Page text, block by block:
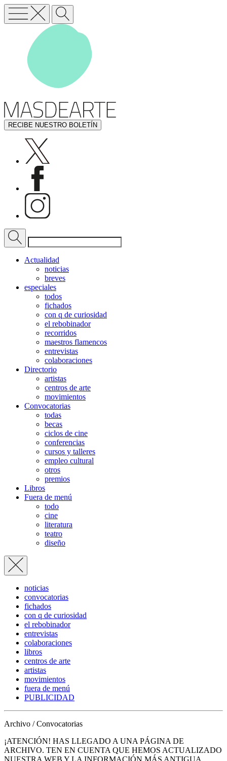
RECIBE NUESTRO BOLETÍN
Actualidad
noticias
breves
especiales
todos
fichados
con q de curiosidad
el rebobinador
recorridos
maestros flamencos
entrevistas
colaboraciones
Directorio
artistas
centros de arte
movimientos
Convocatorias
todas
becas
ciclos de cine
conferencias
cursos y talleres
empleo cultural
otros
premios
Libros
Fuera de menú
todo
cine
literatura
teatro
diseño
noticias
convocatorias
fichados
con q de curiosidad
el rebobinador
entrevistas
colaboraciones
libros
centros de arte
artistas
movimientos
fuera de menú
PUBLICIDAD
Archivo / Convocatorias
¡ATENCIÓN! HAS LLEGADO A UNA PÁGINA DE
ARCHIVO. TEN EN CUENTA QUE HEMOS ACTUALIZADO
NUESTRA WEB Y LA INFORMACIÓN MÁS ANTIGUA